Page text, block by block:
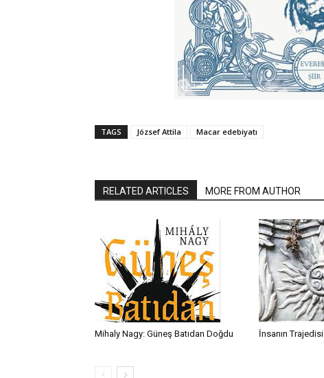
TAGS József Attila Macar edebiyatı
RELATED ARTICLES MORE FROM AUTHOR
Mihaly Nagy: Güneş Batıdan Doğdu İnsanın Trajedisi